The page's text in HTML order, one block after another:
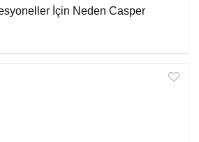
İçin Neden Casper